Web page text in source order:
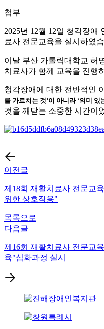
첨부
2025년 12월 12일 청각장애
료사 전문교육을 실시하였
이날 부산 가톨릭대학교 허
치료사가 함께 교육을 진행
청각장애에 대한 전반적인
를 가르치는 것’이 아니라 ‘의미
것을 깨닫는 소중한 시간이
이전글
제18회 재활치료사 전문교
위한 상호작용"
목록으로
다음글
제16회 재활치료사 전문교
육"심화과정 실시